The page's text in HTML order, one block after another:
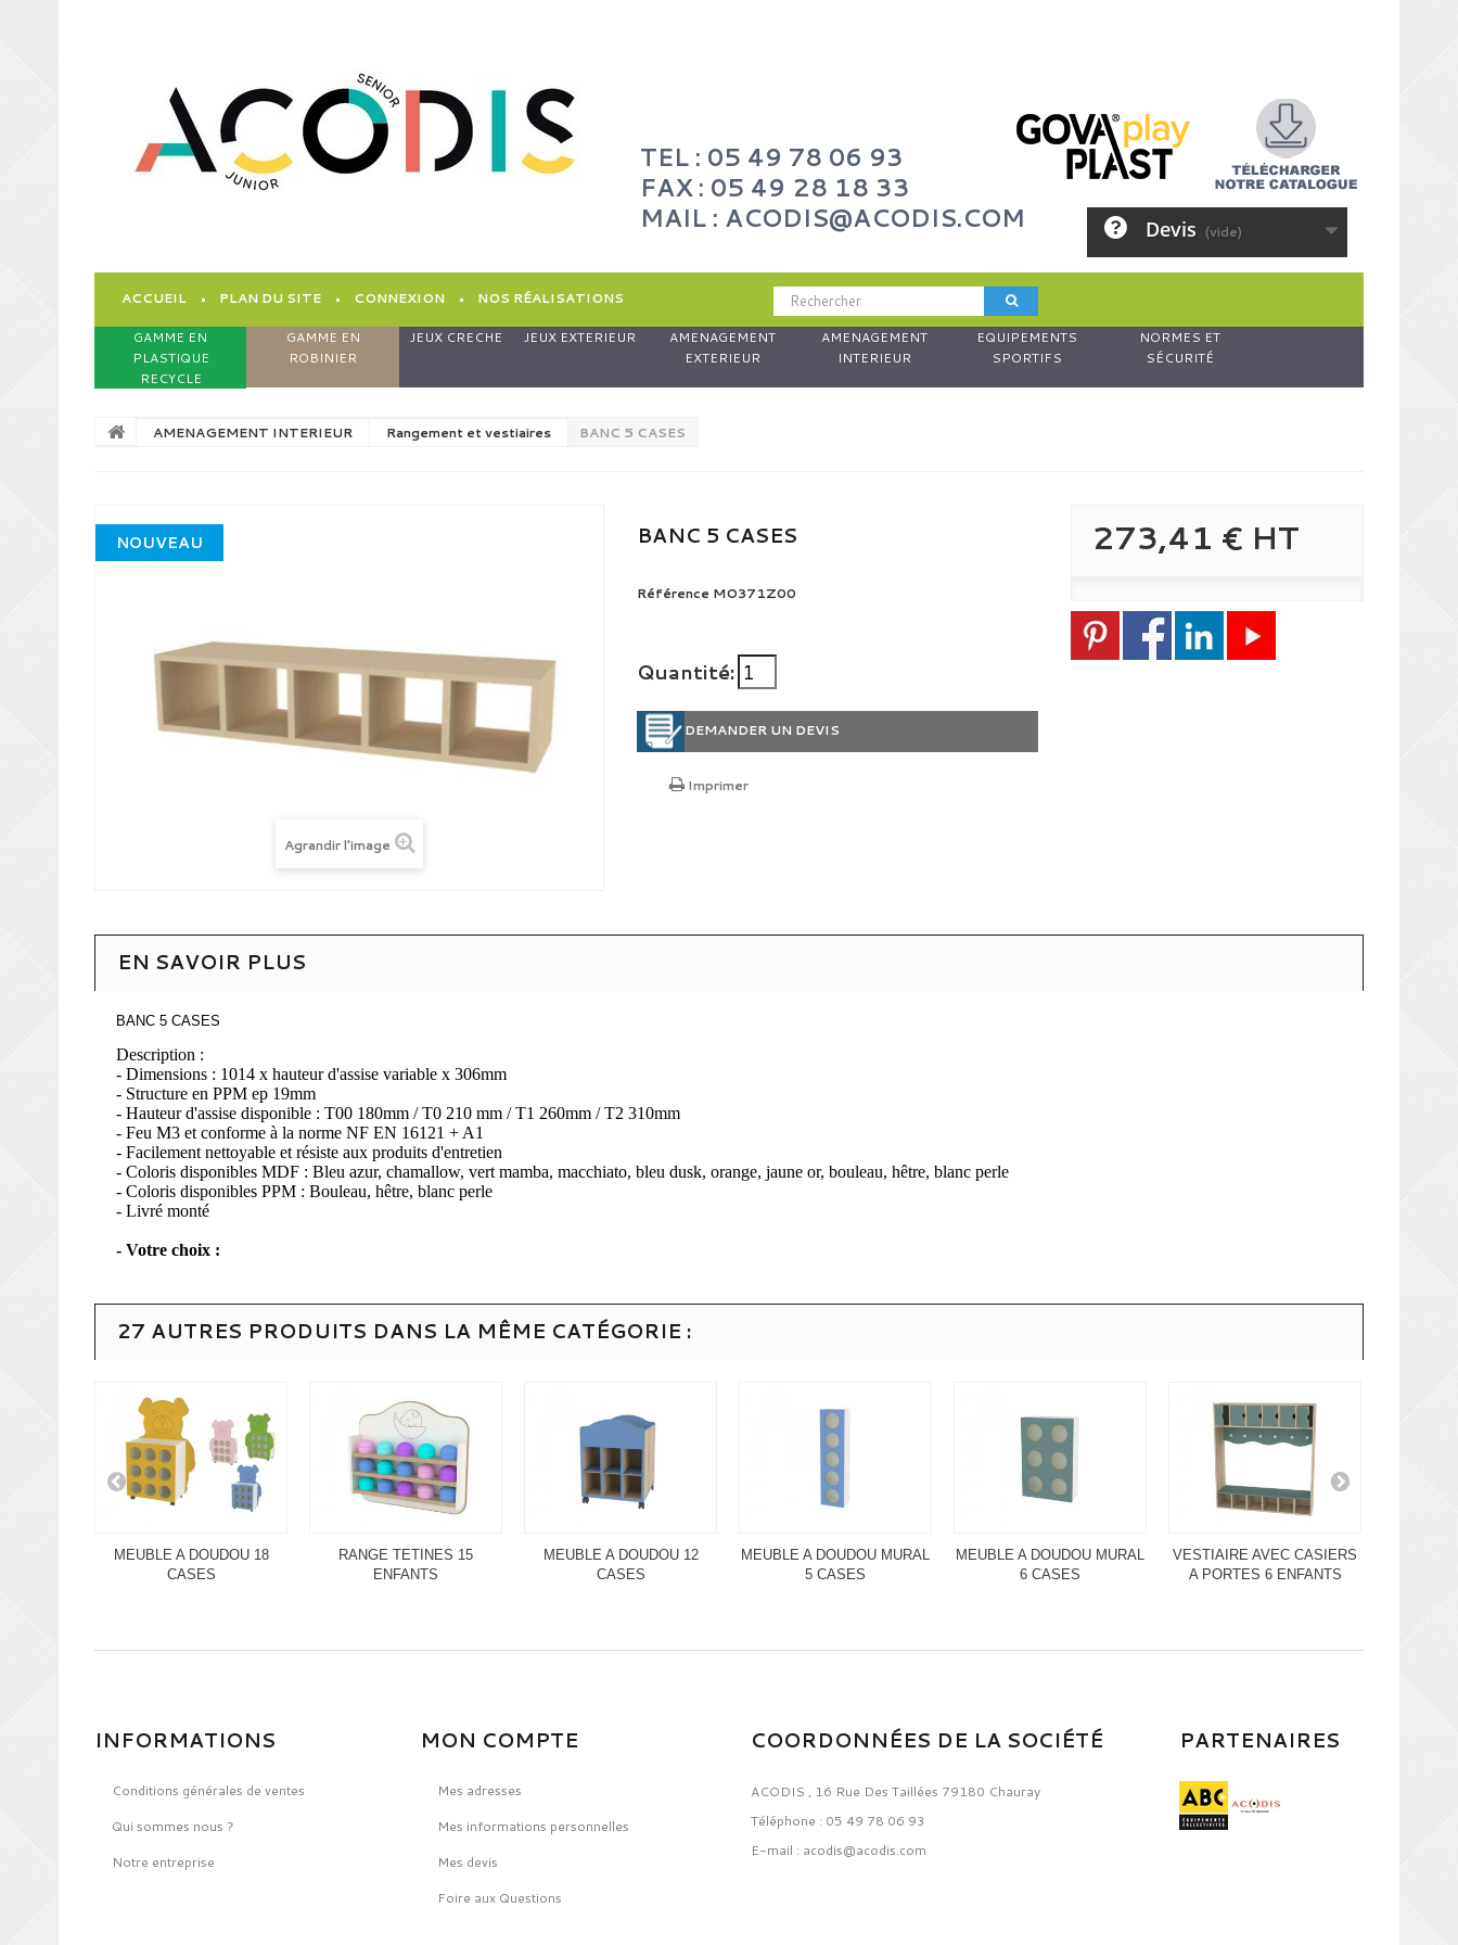
TEL : 05 49 78 06 93
FAX : 05 49 28 18 33
MAIL : ACODIS@ACODIS.COM
Devis (vide)
ACCUEIL PLAN DU SITE CONNEXION NOS RÉALISATIONS
GAMME EN
PLASTIQUE
RECYCLE
GAMME EN
ROBINIER
JEUX CRECHE JEUX EXTERIEUR
AMENAGEMENT
EXTERIEUR
AMENAGEMENT
INTERIEUR
EQUIPEMENTS
SPORTIFS
NORMES ET
SÉCURITÉ
AMENAGEMENT INTERIEUR Rangement et vestiaires BANC 5 CASES
NOUVEAU
Agrandir l'image
BANC 5 CASES
Référence MO371Z00
Quantité:
DEMANDER UN DEVIS
Imprimer
273,41 € HT
EN SAVOIR PLUS
BANC 5 CASES
Description :
- Dimensions : 1014 x hauteur d'assise variable x 306mm
- Structure en PPM ep 19mm
- Hauteur d'assise disponible : T00 180mm / T0 210 mm / T1 260mm / T2 310mm
- Feu M3 et conforme à la norme NF EN 16121 + A1
- Facilement nettoyable et résiste aux produits d'entretien
- Coloris disponibles MDF : Bleu azur, chamallow, vert mamba, macchiato, bleu dusk, orange, jaune or, bouleau, hêtre, blanc perle
- Coloris disponibles PPM : Bouleau, hêtre, blanc perle
- Livré monté
- Votre choix :
27 AUTRES PRODUITS DANS LA MÊME CATÉGORIE :
MEUBLE A DOUDOU 18
CASES
RANGE TETINES 15
ENFANTS
MEUBLE A DOUDOU 12
CASES
MEUBLE A DOUDOU MURAL
5 CASES
MEUBLE A DOUDOU MURAL
6 CASES
VESTIAIRE AVEC CASIERS
A PORTES 6 ENFANTS
INFORMATIONS
Conditions générales de ventes
Qui sommes nous ?
Notre entreprise
MON COMPTE
Mes adresses
Mes informations personnelles
Mes devis
Foire aux Questions
COORDONNÉES DE LA SOCIÉTÉ
ACODIS , 16 Rue Des Taillées 79180 Chauray
Téléphone : 05 49 78 06 93
E-mail : acodis@acodis.com
PARTENAIRES